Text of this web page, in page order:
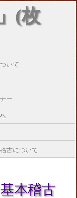
(枚
いて
ー
古について
本稽古